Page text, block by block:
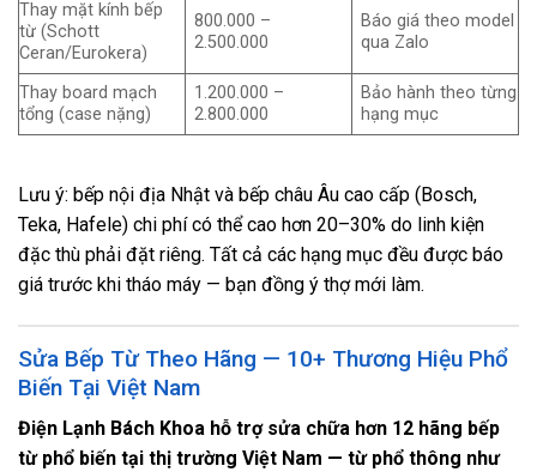
Thay mặt kính bếp
từ (Schott
Ceran/Eurokera)
800.000 –
2.500.000
Báo giá theo model
qua Zalo
Thay board mạch
tổng (case nặng)
1.200.000 –
2.800.000
Bảo hành theo từng
hạng mục
Lưu ý: bếp nội địa Nhật và bếp châu Âu cao cấp (Bosch,
Teka, Hafele) chi phí có thể cao hơn 20–30% do linh kiện
đặc thù phải đặt riêng. Tất cả các hạng mục đều được báo
giá trước khi tháo máy — bạn đồng ý thợ mới làm.
Sửa Bếp Từ Theo Hãng — 10+ Thương Hiệu Phổ
Biến Tại Việt Nam
Điện Lạnh Bách Khoa hỗ trợ sửa chữa hơn 12 hãng bếp
từ phổ biến tại thị trường Việt Nam — từ phổ thông như